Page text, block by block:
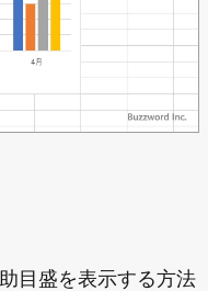
目盛を表示する方法